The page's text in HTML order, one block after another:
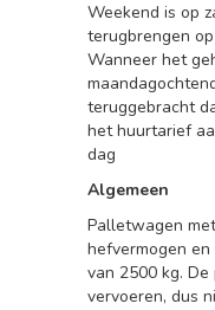
Weekend is op
terugbrengen
Wanneer het
teruggebracht
het huurtarief
dag
Algemeen
Palletwagen
hefvermogen
van 2500 kg.
vervoeren, dus